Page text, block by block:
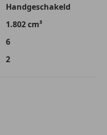
Handgeschakeld
1.802 cm³
6
2